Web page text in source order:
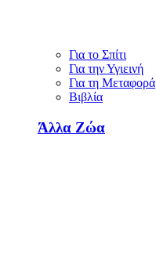
Για το Σπίτι
Για την Υγιεινή
Για τη Μεταφορά
Βιβλία
Άλλα Ζώα